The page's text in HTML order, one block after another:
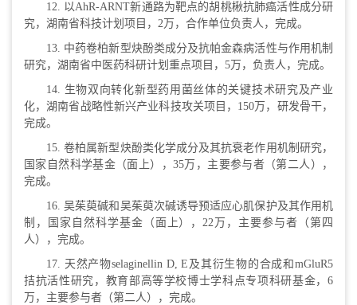
12. 以AhR-ARNT新通路为靶点的胡桃楸抗肺癌活性成分研
究，湖南省科技计划项目，2万，合作单位负责人，完成。
13. 中药卷柏新型炔酚类成分及抗帕金森病活性与作用机制
研究，湖南省中医药科研计划重点项目，5万，负责人，完成。
14. 生物双向转化新型药用菌丝体的关键技术研究及产业
化，湖南省战略性新兴产业科技攻关项目，150万，研发骨干，
完成。
15. 卷柏属新型炔酚类化学成分及其抗衰老作用机制研究，
国家自然科学基金（面上），35万，主要参与者（第二人），
完成。
16. 吴茱萸碱和吴茱萸次碱诱导预适应心肌保护及其作用机
制，国家自然科学基金（面上），22万，主要参与者（第四
人），完成。
17. 天然产物selaginellin D, E及其衍生物的合成和mGluR5
拮抗活性研究，教育部高等学校博士学科点专项科研基金，6
万，主要参与者（第二人），完成。